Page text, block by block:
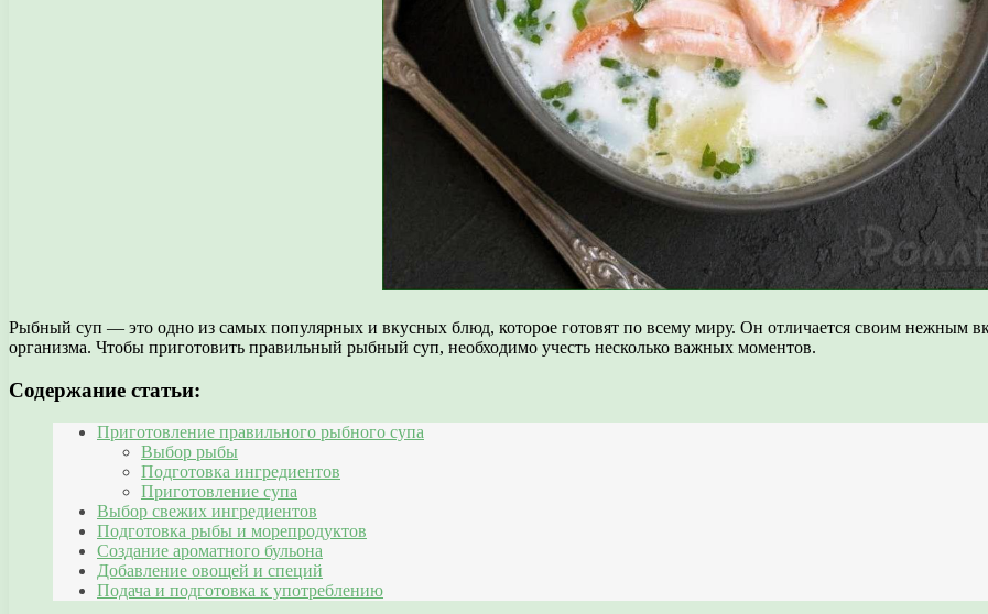
Рыбный суп — это одно из самых популярных и вкусных блюд, которое готовят по всему миру. Он отличается своим нежным
организма. Чтобы приготовить правильный рыбный суп, необходимо учесть несколько важных моментов.
Содержание статьи:
Приготовление правильного рыбного супа
Выбор рыбы
Подготовка ингредиентов
Приготовление супа
Выбор свежих ингредиентов
Подготовка рыбы и морепродуктов
Создание ароматного бульона
Добавление овощей и специй
Подача и подготовка к употреблению